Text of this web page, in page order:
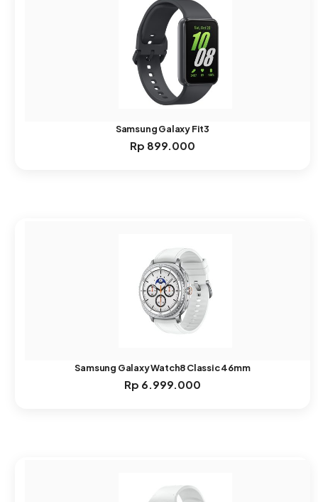
Samsung Galaxy Fit3
Rp 899.000
Samsung Galaxy Watch8 Classic 46mm
Rp 6.999.000